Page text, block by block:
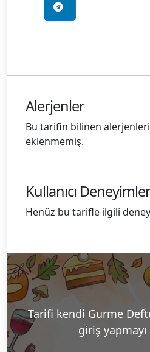
Alerjenler
Bu tarifin bilinen
eklenmemiş.
Kullanıcı
Henüz bu tarifle ilgili
Tarifi kendi Gurme
giriş